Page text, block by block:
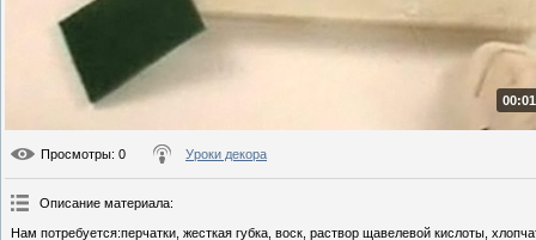
Просмотры: 0 Уроки декора
Описание материала:
Нам потребуется:перчатки, жесткая губка, воск, раствор щавелевой кислоты,